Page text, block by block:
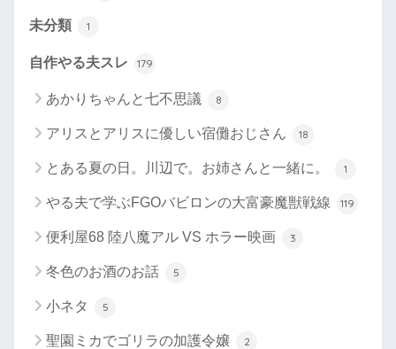
未分類 1
自作やる夫スレ 179
あかりちゃんと七不思議 8
アリスとアリスに優しい宿儺おじさん 18
とある夏の日。川辺で。お姉さんと一緒に。 1
やる夫で学ぶFGOバビロンの大富豪魔獣戦線 119
便利屋68 陸八魔アル VS ホラー映画 3
冬色のお酒のお話 5
小ネタ 5
聖園ミカでゴリラの加護令嬢 2